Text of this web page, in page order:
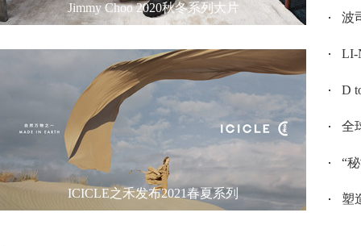
Jimmy Choo 2020秋冬系列大片
ICICLE之禾发布2021春夏系列
波
LI-
D
全
“
塑